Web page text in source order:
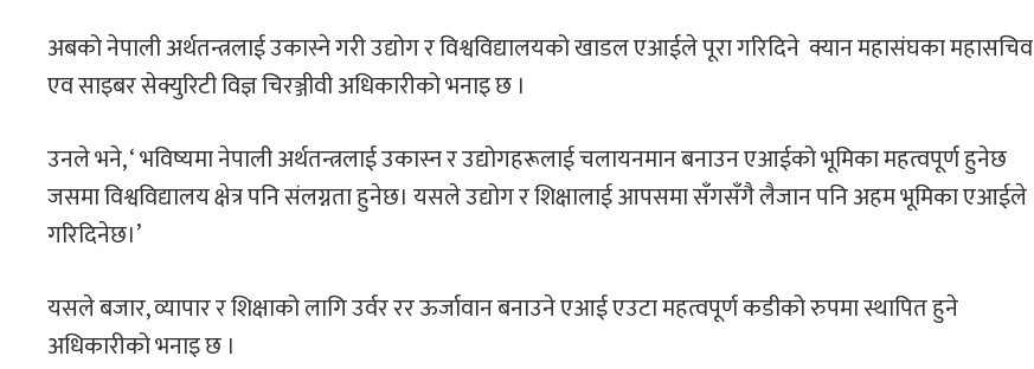
अबको नेपाली अर्थतन्त्रलाई उकास्ने गरी उद्योग र विश्वविद्यालयको खाडल एआईले पूरा गरिदिने क्यान महासंघका महासचिव
एव साइबर सेक्युरिटी विज्ञ चिरञ्जीवी अधिकारीको भनाइ छ ।
उनले भने, ‘ भविष्यमा नेपाली अर्थतन्त्रलाई उकास्न र उद्योगहरूलाई चलायनमान बनाउन एआईको भूमिका महत्वपूर्ण हुनेछ
जसमा विश्वविद्यालय क्षेत्र पनि संलग्नता हुनेछ। यसले उद्योग र शिक्षालाई आपसमा सँगसँगै लैजान पनि अहम भूमिका एआईले
गरिदिनेछ।’
यसले बजार, व्यापार र शिक्षाको लागि उर्वर रर ऊर्जावान बनाउने एआई एउटा महत्वपूर्ण कडीको रुपमा स्थापित हुने
अधिकारीको भनाइ छ ।